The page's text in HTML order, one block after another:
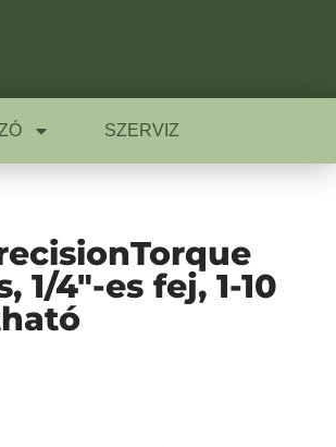
SZERVIZ
4″-es fej, 1-10